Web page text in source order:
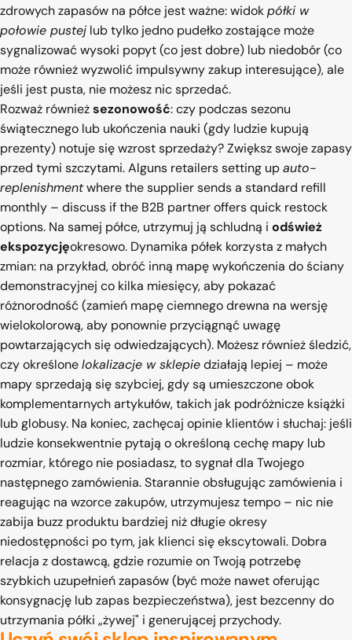
zdrowych zapasów na półce jest ważne: widokpółki w
połowie pustej lub tylko jedno pudełko zostające może
sygnalizować wysoki popyt (co jest dobre) lub niedobór (co
może również wyzwolić impulsywny zakup interesujące), ale
jeśli jest pusta, nie możesz nic sprzedać.
Rozważ równieżsezonowość: czy podczas sezonu
świątecznego lub ukończenia nauki (gdy ludzie kupują
prezenty) notuje się wzrost sprzedaży? Zwiększ swoje zapasy
przed tymi szczytami. Alguns retailers setting upauto-
replenishmentwhere the supplier sends a standard refill
monthly – discuss if the B2B partner offers quick restock
options. Na samej półce, utrzymuj ją schludną i odśwież
ekspozycjęokresowo. Dynamika półek korzysta z małych
zmian: na przykład, obróć inną mapę wykończenia do ściany
demonstracyjnej co kilka miesięcy, aby pokazać
różnorodność (zamień mapę ciemnego drewna na wersję
wielokolorową, aby ponownie przyciągnąć uwagę
powtarzających się odwiedzających). Możesz również śledzić,
czy określonelokalizacje w sklepiedziałają lepiej – może
mapy sprzedają się szybciej, gdy są umieszczone obok
komplementarnych artykułów, takich jak podróżnicze książki
lub globusy. Na koniec, zachęcaj opinie klientów i słuchaj: jeśli
ludzie konsekwentnie pytają o określoną cechę mapy lub
rozmiar, którego nie posiadasz, to sygnał dla Twojego
następnego zamówienia. Starannie obsługując zamówienia i
reagując na wzorce zakupów, utrzymujesz tempo – nic nie
zabija buzz produktu bardziej niż długie okresy
niedostępności po tym, jak klienci się ekscytowali. Dobra
relacja z dostawcą, gdzie rozumie on Twoją potrzebę
szybkich uzupełnień zapasów (być może nawet oferując
konsygnację lub zapas bezpieczeństwa), jest bezcenny do
utrzymania półki „żywej" i generującej przychody.